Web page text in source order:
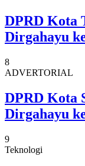
DPRD Kota
Dirgahayu
8
ADVERTORIAL
DPRD Kota
Dirgahayu
9
Teknologi